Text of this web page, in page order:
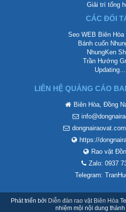
Giải trí tổng
CÁC ĐỐI
Seo WEB Biên Hòa
Bánh cuốn
NhungKen
Trần Hướng
Updating...
LIÊN HỆ QUẢNG CÁO
Biên Hòa, Đồng
https://
Rao vặt
Zalo: 0937
Telegram:
Phát triển bởi Diễn đàn rao vặt Biên Hòa
nhiệm mội nội dung thành